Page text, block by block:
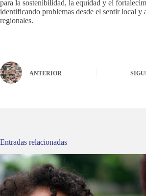
para la sostenibilidad, la equidad y el
identificando problemas desde el sentir local y
regionales.
ANTERIOR
Entradas relacionadas